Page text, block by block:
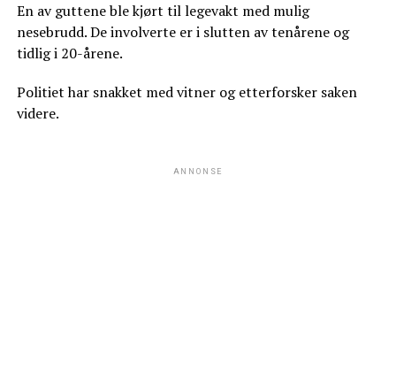
En av guttene ble kjørt til legevakt med mulig
nesebrudd. De involverte er i slutten av tenårene og
tidlig i 20-årene.
Politiet har snakket med vitner og etterforsker saken
videre.
ANNONSE